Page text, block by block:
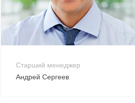
Старший менеджер
Андрей Сергеев
+7 800 900-80-90
no-reply@intecweb.ru